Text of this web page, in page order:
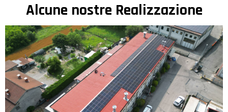
Alcune nostre Realizzazione